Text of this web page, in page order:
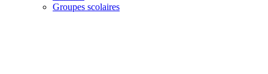
Groupes scolaires